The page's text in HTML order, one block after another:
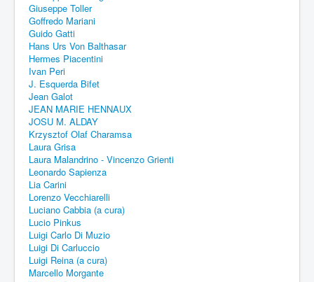
Giuseppe Toller
Goffredo Mariani
Guido Gatti
Hans Urs Von Balthasar
Hermes Piacentini
Ivan Peri
J. Esquerda Bifet
Jean Galot
JEAN MARIE HENNAUX
JOSU M. ALDAY
Krzysztof Olaf Charamsa
Laura Grisa
Laura Malandrino - Vincenzo Grienti
Leonardo Sapienza
Lia Carini
Lorenzo Vecchiarelli
Luciano Cabbia (a cura)
Lucio Pinkus
Luigi Carlo Di Muzio
Luigi Di Carluccio
Luigi Reina (a cura)
Marcello Morgante